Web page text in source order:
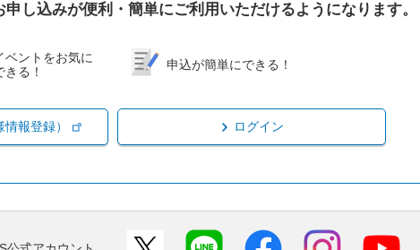
し込みが便利・簡単にご利用いただけるようになります。
ベントをお気に
る！
申込が簡単にできる！
報登録） ログイン